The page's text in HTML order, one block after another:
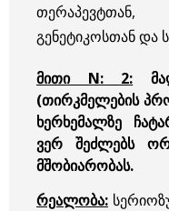
გენეტიკოსთან
მითი N: 2:
(თირკმელების
ხერხემალზე
ვერ შეძლებს
მშობიარობას.
რეალობა: